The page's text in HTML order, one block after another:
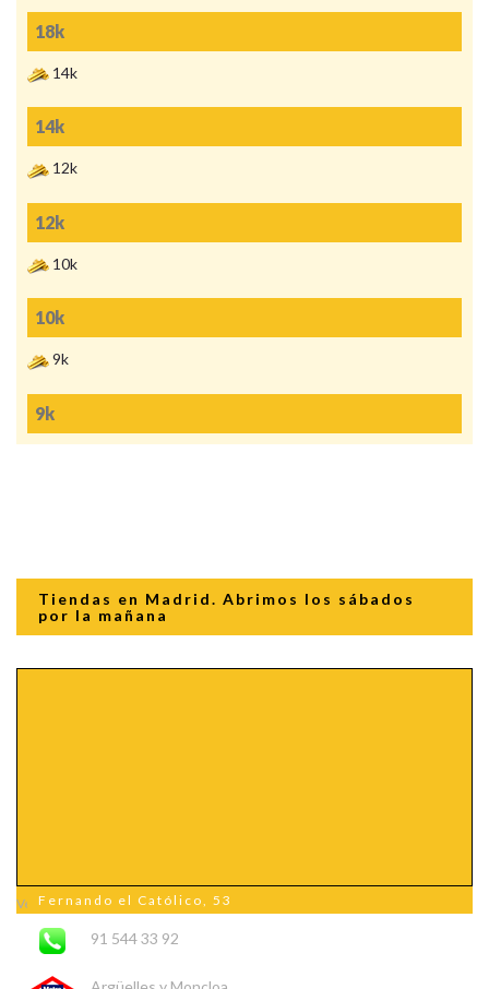
14k
12k
10k
9k
Tiendas en Madrid. Abrimos los sábados
por la mañana
Ver mapa más grande
Fernando el Católico, 53
91 544 33 92